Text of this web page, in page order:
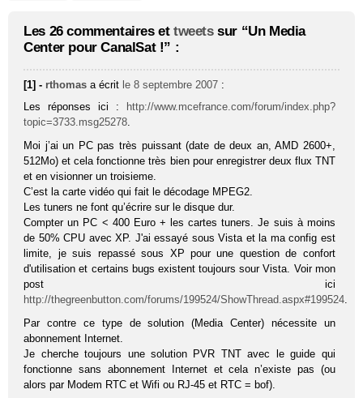
Les 26 commentaires et tweetssur “Un Media
Center pour CanalSat !” :
[1] - rthomas a écrit le 8 septembre 2007 :
Les réponses ici :
http://www.mcefrance.com/forum/index.php?
topic=3733.msg25278.
Moi j’ai un PC pas très puissant (date de deux an, AMD 2600+,
512Mo) et cela fonctionne très bien pour enregistrer deux flux TNT
et en visionner un troisieme.
C’est la carte vidéo qui fait le décodage MPEG2.
Les tuners ne font qu’écrire sur le disque dur.
Compter un PC < 400 Euro + les cartes tuners. Je suis à moins
de 50% CPU avec XP. J'ai essayé sous Vista et la ma config est
limite, je suis repassé sous XP pour une question de confort
d'utilisation et certains bugs existent toujours sour Vista. Voir mon
post ici
http://thegreenbutton.com/forums/199524/ShowThread.aspx#199524.
Par contre ce type de solution (Media Center) nécessite un
abonnement Internet.
Je cherche toujours une solution PVR TNT avec le guide qui
fonctionne sans abonnement Internet et cela n’existe pas (ou
alors par Modem RTC et Wifi ou RJ-45 et RTC = bof).